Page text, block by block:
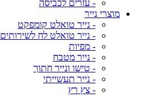
- עזרים לכביסה
מוצרי נייר
- נייר טואלט קומפקט
- נייר טואלט לח לשירותים
- מפיות
- נייר מטבח
- טישו ונייר חתוך
- נייר תעשייתי
- צץ רץ